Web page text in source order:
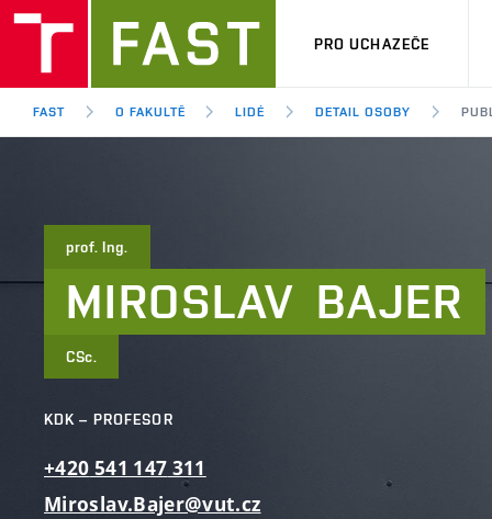
PRO UCHAZEČE
FAST O FAKULTĚ LIDÉ DETAIL OSOBY
prof. Ing.
MIROSLAV BAJER
CSc.
KDK – PROFESOR
+420 541 147 311
Miroslav.Bajer@vut.cz